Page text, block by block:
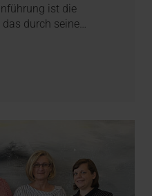
ist die
das durch seine…